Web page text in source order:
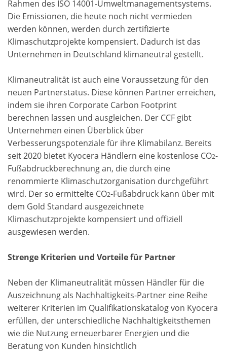
Rahmen des ISO 14001-Umweltmanagementsystems.
Die Emissionen, die heute noch nicht vermieden
werden können, werden durch zertifizierte
Klimaschutzprojekte kompensiert. Dadurch ist das
Unternehmen in Deutschland klimaneutral gestellt.
Klimaneutralität ist auch eine Voraussetzung für den
neuen Partnerstatus. Diese können Partner erreichen,
indem sie ihren Corporate Carbon Footprint
berechnen lassen und ausgleichen. Der CCF gibt
Unternehmen einen Überblick über
Verbesserungspotenziale für ihre Klimabilanz. Bereits
seit 2020 bietet Kyocera Händlern eine kostenlose CO2-
Fußabdruckberechnung an, die durch eine
renommierte Klimaschutzorganisation durchgeführt
wird. Der so ermittelte CO2-Fußabdruck kann über mit
dem Gold Standard ausgezeichnete
Klimaschutzprojekte kompensiert und offiziell
ausgewiesen werden.
Strenge Kriterien und Vorteile für Partner
Neben der Klimaneutralität müssen Händler für die
Auszeichnung als Nachhaltigkeits-Partner eine Reihe
weiterer Kriterien im Qualifikationskatalog von Kyocera
erfüllen, der unterschiedliche Nachhaltigkeitsthemen
wie die Nutzung erneuerbarer Energien und die
Beratung von Kunden hinsichtlich